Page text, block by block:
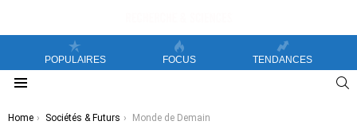
POPULAIRES FOCUS TENDANCES
You are here:
Home Sociétés & Futurs Monde de Demain